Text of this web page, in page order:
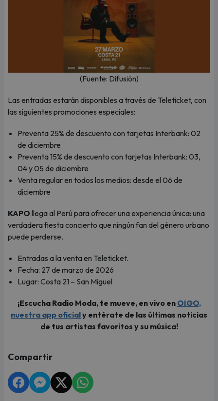
(Fuente: Difusión)
Las entradas estarán disponibles a través de Teleticket, con
las siguientes promociones especiales:
Preventa 25% de descuento con tarjetas Interbank: 02
de diciembre
Preventa 15% de descuento con tarjetas Interbank: 03,
04 y 05 de diciembre
Venta regular en todos los medios: desde el 06 de
diciembre
KAPO llega al Perú para ofrecer una experiencia única: una
verdadera fiesta concierto que ningún fan del género urbano
puede perderse.
Entradas a la venta en Teleticket.
Fecha: 27 de marzo de 2026
Lugar: Costa 21 – San Miguel
¡Escucha Radio Moda, te mueve, en vivo en OIGO,
nuestra app oficialy entérate de las últimas noticias
de tus artistas favoritos y su música!
Compartir